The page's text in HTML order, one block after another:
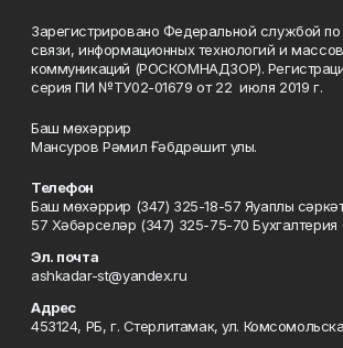
Зарегистрировано Федеральной службой
связи, информационных технологий и
коммуникаций (РОСКОМНАДЗОР).
серия ПИ №ТУ02-01679 от 22 июля 2019 г.
Баш мөхәррир
Мансуров Рәмил Ғәбдрәшит улы.
Телефон
Баш мөхәррир (347) 325-18-57 Яуаплы
57 Хәбәрселәр (347) 325-75-70
Эл. почта
ashkadar-st@yandex.ru
Адрес
453124, РБ, г. Стерлитамак, ул.